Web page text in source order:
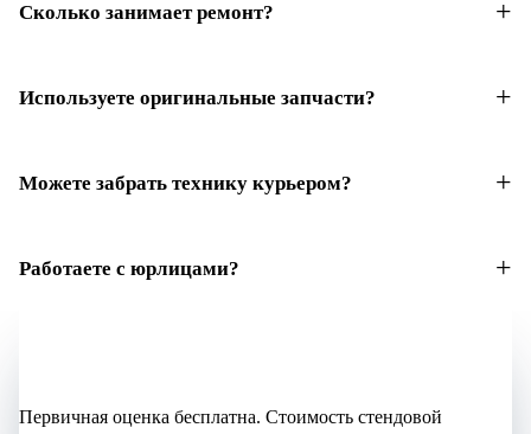
Сколько занимает ремонт?
Используете оригинальные запчасти?
Можете забрать технику курьером?
Работаете с юрлицами?
Первичная оценка бесплатна. Стоимость стендовой